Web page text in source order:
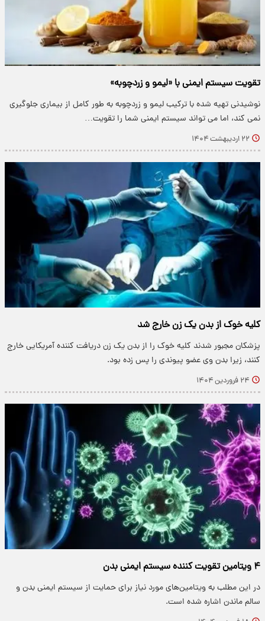
تقویت سیستم ایمنی با «لیمو و زردچوبه»
نوشیدنی تهیه شده با ترکیب لیمو و زردچوبه به طور کامل از بیماری جلوگیری
نمی کند، اما می تواند سیستم ایمنی شما را تقویت…
۲۲ اردیبهشت ۱۴۰۴
کلیه خوک از بدن یک زن خارج شد
پزشکان مجبور شدند کلیه خوک را از بدن یک زن دریافت کننده آمریکایی خارج
کنند، زیرا بدن وی عضو پیوندی را پس زده بود.
۲۴ فروردین ۱۴۰۴
۴ ویتامین تقویت کننده سیستم ایمنی بدن
در این مطلب به ویتامین‌های مورد نیاز برای حمایت از سیستم ایمنی بدن و
سالم ماندن اشاره شده است.